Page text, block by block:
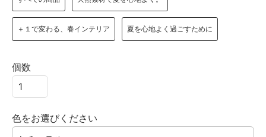
＋１で変わる、春インテリア 夏を心地よく過ごすために
個数
色をお選びください